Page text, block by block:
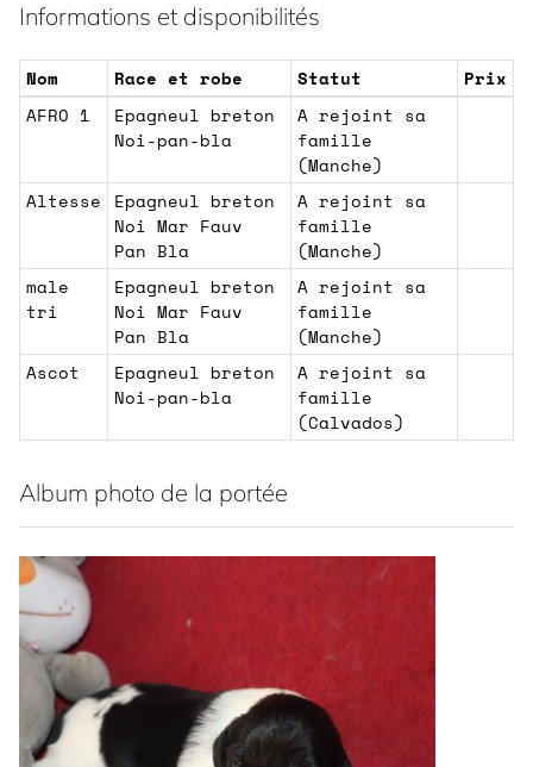
Informations et disponibilités
Nom Race et robe Statut
Prix
AFRO 1
Epagneul breton
Noi-pan-bla
A rejoint sa
famille
(Manche)
Altesse
Epagneul breton
Noi Mar Fauv
Pan Bla
A rejoint sa
famille
(Manche)
male
tri
Epagneul breton
Noi Mar Fauv
Pan Bla
A rejoint sa
famille
(Manche)
Ascot
Epagneul breton
Noi-pan-bla
A rejoint sa
famille
(Calvados)
Album photo de la portée